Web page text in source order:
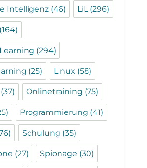
Intelligenz (46) LiL(296)
(164)
(294)
(25) Linux (58)
(37) Onlinetraining (75)
Programmierung (41)
Schulung (35)
(27) Spionage (30)